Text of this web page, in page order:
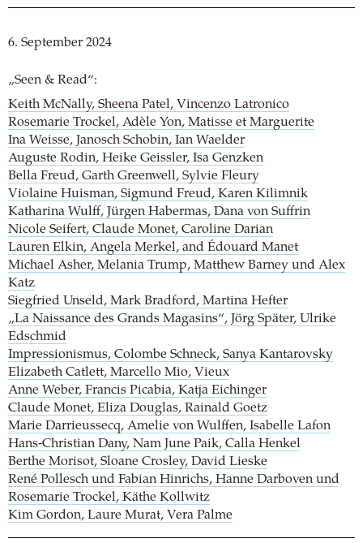
6. September 2024
„Seen & Read“:
Keith McNally, Sheena Patel, Vincenzo Latronico
Rosemarie Trockel, Adèle Yon, Matisse et Marguerite
Ina Weisse, Janosch Schobin, Ian Waelder
Auguste Rodin, Heike Geissler, Isa Genzken
Bella Freud, Garth Greenwell, Sylvie Fleury
Violaine Huisman, Sigmund Freud, Karen Kilimnik
Katharina Wulff, Jürgen Habermas, Dana von Suffrin
Nicole Seifert, Claude Monet, Caroline Darian
Lauren Elkin, Angela Merkel, and Édouard Manet
Michael Asher, Melania Trump, Matthew Barney und Alex
Katz
Siegfried Unseld, Mark Bradford, Martina Hefter
„La Naissance des Grands Magasins“, Jörg Später, Ulrike
Edschmid
Impressionismus, Colombe Schneck, Sanya Kantarovsky
Elizabeth Catlett, Marcello Mio, Vieux
Anne Weber, Francis Picabia, Katja Eichinger
Claude Monet, Eliza Douglas, Rainald Goetz
Marie Darrieussecq, Amelie von Wulffen, Isabelle Lafon
Hans-Christian Dany, Nam June Paik, Calla Henkel
Berthe Morisot, Sloane Crosley, David Lieske
René Pollesch und Fabian Hinrichs, Hanne Darboven und
Rosemarie Trockel, Käthe Kollwitz
Kim Gordon, Laure Murat, Vera Palme